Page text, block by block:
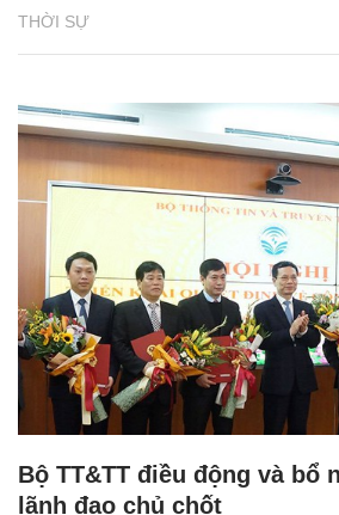
THỜI SỰ
Bộ TT&TT điều động và bổ
lãnh đạo chủ chốt